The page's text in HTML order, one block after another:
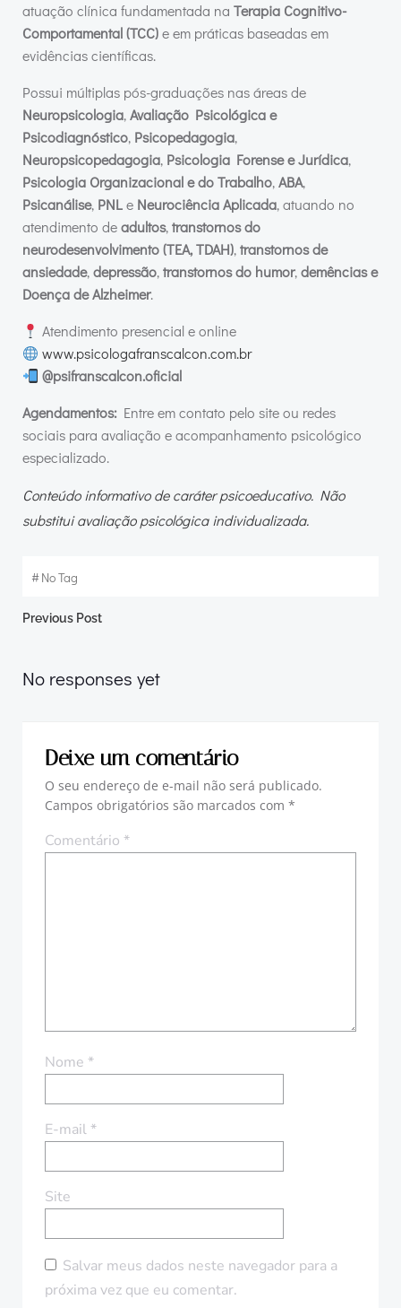
atuação clínica fundamentada na Terapia Cognitivo-
Comportamental (TCC)e em práticas baseadas em
evidências científicas.
Possui múltiplas pós-graduações nas áreas de
Neuropsicologia,Avaliação Psicológica e
Psicodiagnóstico, Psicopedagogia,
Neuropsicopedagogia, Psicologia Forense e Jurídica,
Psicologia Organizacional e do Trabalho,ABA,
Psicanálise, PNLe Neurociência Aplicada, atuando no
atendimento deadultos,transtornos do
neurodesenvolvimento (TEA, TDAH),transtornos de
ansiedade,depressão,transtornos do humor,demências e
Doença de Alzheimer.
Atendimento presencial e online
www.psicologafranscalcon.com.br
@psifranscalcon.oficial
Agendamentos: Entre em contato pelo site ou redes
sociais para avaliação e acompanhamento psicológico
especializado.
Conteúdo informativo de caráter psicoeducativo. Não
substitui avaliação psicológica individualizada.
#No Tag
Post
navigation
Previous Post
No responses yet
Deixe um comentário
O seu endereço de e-mail não será publicado.
Campos obrigatórios são marcados com *
Comentário *
Nome *
E-mail*
Site
Salvar meus dados neste navegador para a
próxima vez que eu comentar.